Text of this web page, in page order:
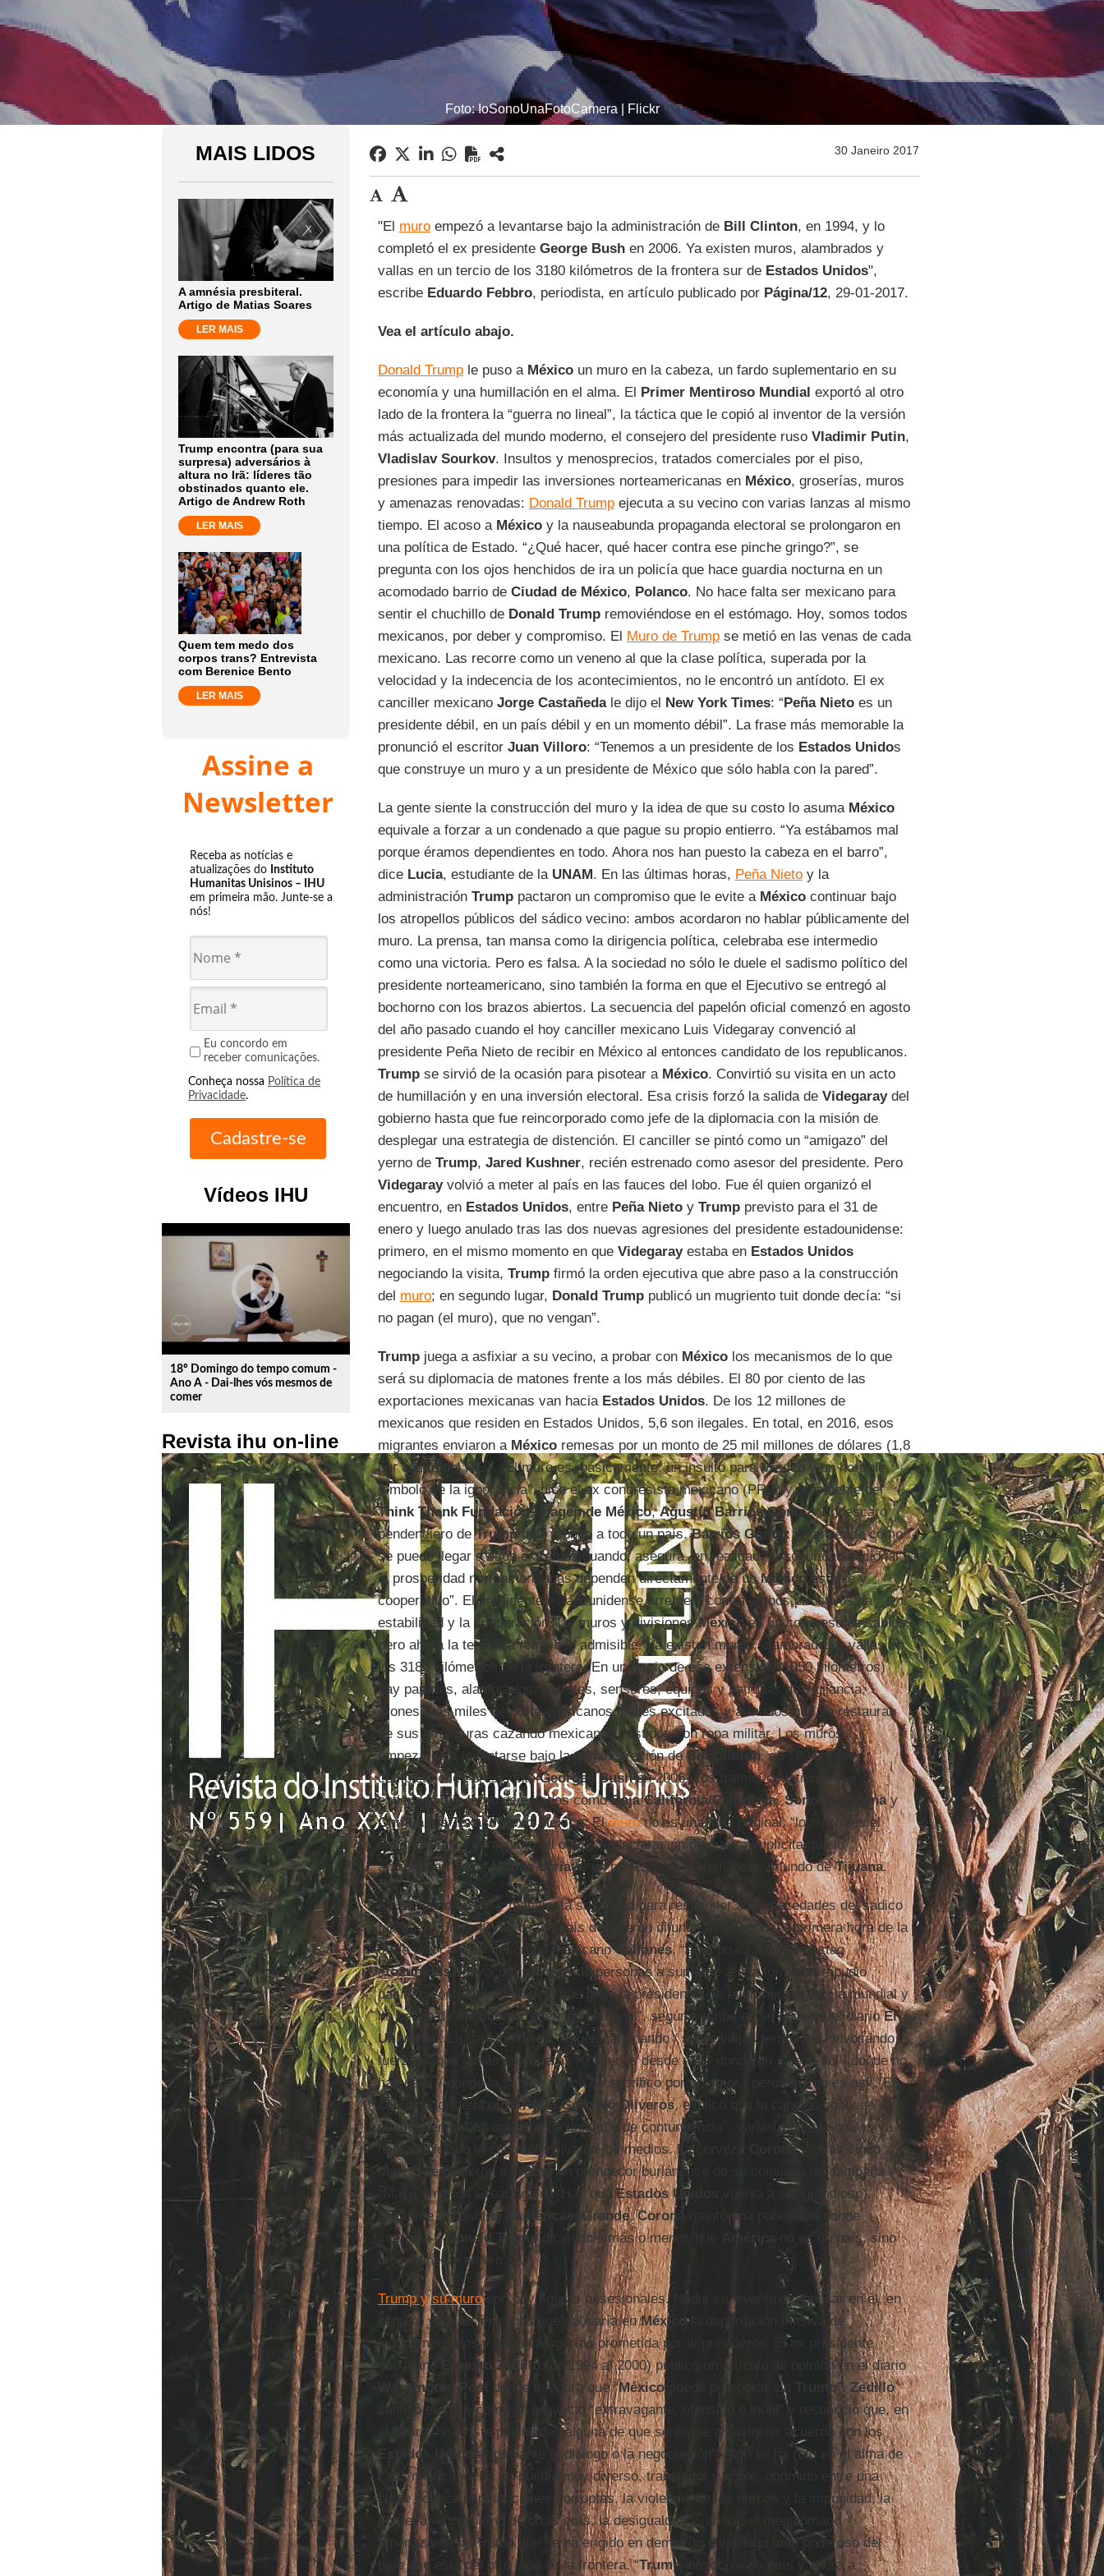
Foto: IoSonoUnaFotoCamera | Flickr
MAIS LIDOS
A amnésia presbiteral.
Artigo de Matias Soares
LER MAIS
Trump encontra (para sua
surpresa) adversários à
altura no Irã: líderes tão
obstinados quanto ele.
Artigo de Andrew Roth
LER MAIS
Quem tem medo dos
corpos trans? Entrevista
com Berenice Bento
LER MAIS
Assine a
Newsletter
Receba as notícias e
atualizações do Instituto
Humanitas Unisinos – IHU
em primeira mão. Junte-se a
nós!
Eu concordo em
receber comunicações.
Conheça nossa Política de
Privacidade.
Vídeos IHU
play_circle_outline
18º Domingo do tempo comum -
Ano A - Dai-lhes vós mesmos de
comer
Revista ihu on-line
30 Janeiro 2017
"El muroempezó a levantarse bajo la administración de Bill Clinton, en 1994, y lo
completó el ex presidente George Bushen 2006. Ya existen muros, alambrados y
vallas en un tercio de los 3180 kilómetros de la frontera sur de Estados Unidos",
escribe Eduardo Febbro, periodista, en artículo publicado por Página/12, 29-01-2017.
Vea el artículo abajo.
Donald Trumple puso a Méxicoun muro en la cabeza, un fardo suplementario en su
economía y una humillación en el alma. El Primer Mentiroso Mundial exportó al otro
lado de la frontera la “guerra no lineal”, la táctica que le copió al inventor de la versión
más actualizada del mundo moderno, el consejero del presidente ruso Vladimir Putin,
Vladislav Sourkov. Insultos y menosprecios, tratados comerciales por el piso,
presiones para impedir las inversiones norteamericanas en México, groserías, muros
y amenazas renovadas: Donald Trumpejecuta a su vecino con varias lanzas al mismo
tiempo. El acoso a Méxicoy la nauseabunda propaganda electoral se prolongaron en
una política de Estado. “¿Qué hacer, qué hacer contra ese pinche gringo?”, se
pregunta con los ojos henchidos de ira un policía que hace guardia nocturna en un
acomodado barrio de Ciudad de México, Polanco. No hace falta ser mexicano para
sentir el chuchillo de Donald Trumpremoviéndose en el estómago. Hoy, somos todos
mexicanos, por deber y compromiso. El Muro de Trumpse metió en las venas de cada
mexicano. Las recorre como un veneno al que la clase política, superada por la
velocidad y la indecencia de los acontecimientos, no le encontró un antídoto. El ex
canciller mexicano Jorge Castañedale dijo el New York Times: “Peña Nietoes un
presidente débil, en un país débil y en un momento débil”. La frase más memorable la
pronunció el escritor Juan Villoro: “Tenemos a un presidente de los Estados Unidos
que construye un muro y a un presidente de México que sólo habla con la pared”.
La gente siente la construcción del muro y la idea de que su costo lo asuma México
equivale a forzar a un condenado a que pague su propio entierro. “Ya estábamos mal
porque éramos dependientes en todo. Ahora nos han puesto la cabeza en el barro”,
dice Lucia, estudiante de la UNAM. En las últimas horas, Peña Nietoy la
administración Trumppactaron un compromiso que le evite a Méxicocontinuar bajo
los atropellos públicos del sádico vecino: ambos acordaron no hablar públicamente del
muro. La prensa, tan mansa como la dirigencia política, celebraba ese intermedio
como una victoria. Pero es falsa. A la sociedad no sólo le duele el sadismo político del
presidente norteamericano, sino también la forma en que el Ejecutivo se entregó al
bochorno con los brazos abiertos. La secuencia del papelón oficial comenzó en agosto
del año pasado cuando el hoy canciller mexicano Luis Videgaray convenció al
presidente Peña Nieto de recibir en México al entonces candidato de los republicanos.
Trumpse sirvió de la ocasión para pisotear a México. Convirtió su visita en un acto
de humillación y en una inversión electoral. Esa crisis forzó la salida de Videgaraydel
gobierno hasta que fue reincorporado como jefe de la diplomacia con la misión de
desplegar una estrategia de distención. El canciller se pintó como un “amigazo” del
yerno de Trump, Jared Kushner, recién estrenado como asesor del presidente. Pero
Videgarayvolvió a meter al país en las fauces del lobo. Fue él quien organizó el
encuentro, en Estados Unidos, entre Peña Nietoy Trumpprevisto para el 31 de
enero y luego anulado tras las dos nuevas agresiones del presidente estadounidense:
primero, en el mismo momento en que Videgarayestaba en Estados Unidos
negociando la visita, Trumpfirmó la orden ejecutiva que abre paso a la construcción
del muro; en segundo lugar, Donald Trumppublicó un mugriento tuit donde decía: “si
no pagan (el muro), que no vengan”.
Trumpjuega a asfixiar a su vecino, a probar con Méxicolos mecanismos de lo que
será su diplomacia de matones frente a los más débiles. El 80 por ciento de las
exportaciones mexicanas van hacia Estados Unidos. De los 12 millones de
mexicanos que residen en Estados Unidos, 5,6 son ilegales. En total, en 2016, esos
migrantes enviaron a Méxicoremesas por un monto de 25 mil millones de dólares (1,8
por ciento del PIB). “El muro es, básicamente, un insulto para México y un horrible
símbolo de la ignorancia”, dice el ex congresista mexicano (PRD) y presidente del
Think Thank Fundación Imagen de México,Agustín Barrios Gómez. El descaro
pendenciero deTrumpdejó atónito a todo un país.Barrios Gómezno entiende cómo
se puede llegar a esos extremos cuando, asegura, en realidad “la seguridad nacional y
la prosperidad norteamericanas dependen directamente de unMéxicoestable y
cooperativo”. El presidente estadounidense arremete contra ambos principios: la
estabilidad y la cooperación. De muros y divisionesMéxicoes un congreso de sabios,
pero ahora la temática rebasó lo admisible. Ya existen muros, alambrados y vallas en
los 3180 kilómetros de la frontera. En un tercio de esa extensión (1050 kilómetros)
hay paredes, alambrados, barrotes, sensores, equipos y patrullas de vigilancia,
drones más miles de norteamericanos civiles excitados y armados que se restauran
de sus amarguras cazando mexicanos vestidos con ropa militar. Los muros
empezaron a levantarse bajo la administración deBill Clinton, en 1994, y los
completó el ex presidenteGeorges Bushen 2006. Los tramos construidos se
extienden a lo largo de estados comoBaja California/California,Sonora/Arizonay
Chihuahua/Texas/Nuevo México. Elmurono es una idea original: “lo nuevo es el
ensañamiento, el racismo, el odio y la declaración de guerra implícita que lo
acompañan”, diceMatías Urriate, un profesor de matemáticas oriundo deTijuana.
La sociedad busca y manifiesta su unidad para responder a las necedades del sádico
marqués. Unas 40 radios del país decidieron difundir al unísono y a primera hora de la
tarde una canción del grupo mexicanoCaifanes, “Aquí no es así”. El hastag
#to2unidosconvocó a millones de personas a sumarse a esa forma de repudio
pacífico contra un analfabeto que ganó la presidencia de la primera potencia mundial y
ha hecho de
Méxicosu “enemigo nacional”, según escribe en su editorial el diarioEl
Universal. La canción dice:” Sigues caminando / sobre viejos territorios / invocando
fuerzas / que jamás entenderás / Y vienes desde allá / donde no sale el sol / donde no
hay calor / donde la sangre nunca se sacrifico por un amor / pero aquí no es así”. El
coordinador de la radioRMX,Gonzalo Oliveros, explicó que la canción contiene al
mismo tiempo “un mensaje de unidad y de contundencia”. Varias multinacionales ya
habían iniciado la contraofensiva en los medios. La cerveza
Coronay otras cinco
marcas le pusieron a
Trumpun prendedor burlándose de su consigna de campaña
“Make America Great Again” (Haz queEstados Unidos
vuelva a ser grandioso).
Mediante el hashtag
#AméricaesGrande,Corona
montó una publicidad donde
interpela aDonald Trumpdiciéndole más o menos que América
no es un país, sino
un continente entero.
Trump y su muroson hoy figuras obsesionales. Nadie se levanta sin pensar en él, en
el muro y en los estragos que causaría enMéxico la deportación masiva de
indocumentados y otras categorías prometida por el presidente. El ex presidente
mexicano
Ernesto Zedillo
(de 1994 al 2000) publicó un artículo de opinión en el diario
Washington Post
donde asegura que “Méxicopuede prosperar sin Trump”.Zedillo
calificó el muro como un proyecto “extravagante, ofensivo e inútil” y reconoció que, en
el futuro, no existe posibilidad alguna de que se llegue a cualquier acuerdo con los
Estados Unidos“mediante el dialogo o la negociación”. Algo se ha roto en el alma de
cada mexicano. Es un pueblo muy diverso, trabajador y noble, oprimido entre una
clase política e instituciones corruptas, la violencia de los narcos y la impunidad, la
pobreza, el clasismo de otras eras, la desigualdad y, ahora, el megalómano
amenazante de Trump que se ha erigido en demiurgo y verdugo todo poderoso del
país que está del otro lado de la frontera. “Trump intoxicó a su país y ahora a